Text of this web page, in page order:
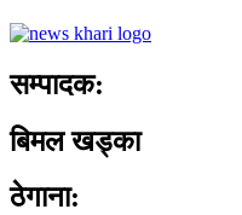
सम्पादक:
बिमल खड्का
ठेगाना: